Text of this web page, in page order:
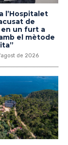
l’Hospitalet
de
un furt a
el mètode
de 2026